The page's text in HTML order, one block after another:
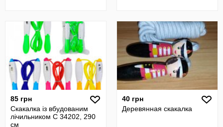
85 грн
Скакалка із вбудованим
лічильником С 34202, 290
см
40 грн
Деревянная скакалка